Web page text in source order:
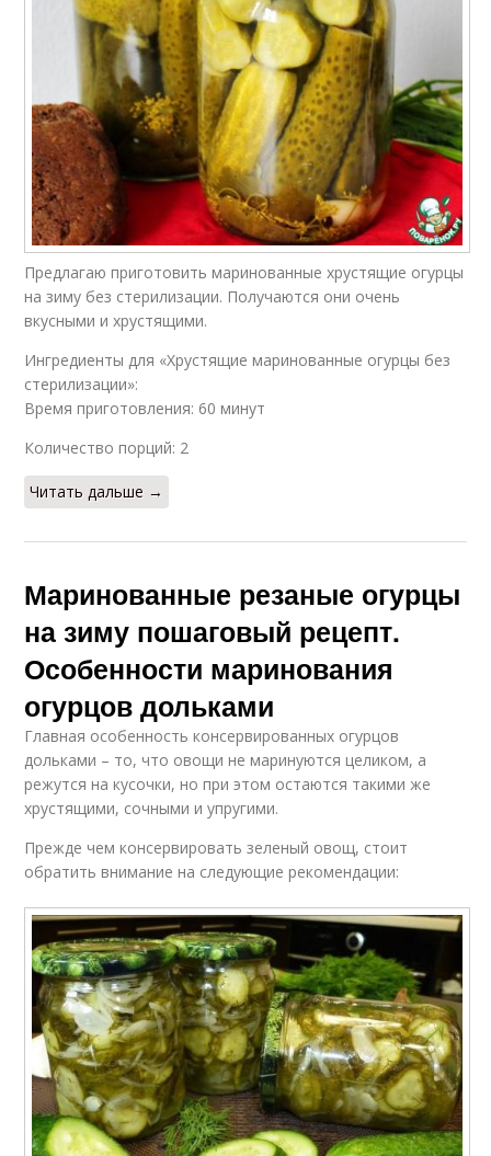
Предлагаю приготовить маринованные хрустящие огурцы
на зиму без стерилизации. Получаются они очень
вкусными и хрустящими.
Ингредиенты для «Хрустящие маринованные огурцы без
стерилизации»:
Время приготовления: 60 минут
Количество порций: 2
Читать дальше →
Маринованные резаные огурцы
на зиму пошаговый рецепт.
Особенности маринования
огурцов дольками
Главная особенность консервированных огурцов
дольками – то, что овощи не маринуются целиком, а
режутся на кусочки, но при этом остаются такими же
хрустящими, сочными и упругими.
Прежде чем консервировать зеленый овощ, стоит
обратить внимание на следующие рекомендации: